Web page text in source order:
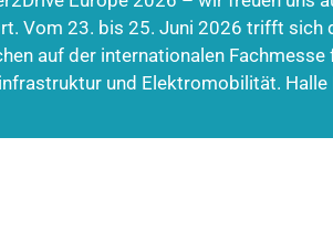
Vom 23. bis 25. Juni 2026 trifft sich
auf der internationalen Fachmesse
und Elektromobilität. Halle